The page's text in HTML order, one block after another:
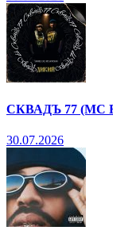
СКВАДЪ 77 (МС
30.07.2026